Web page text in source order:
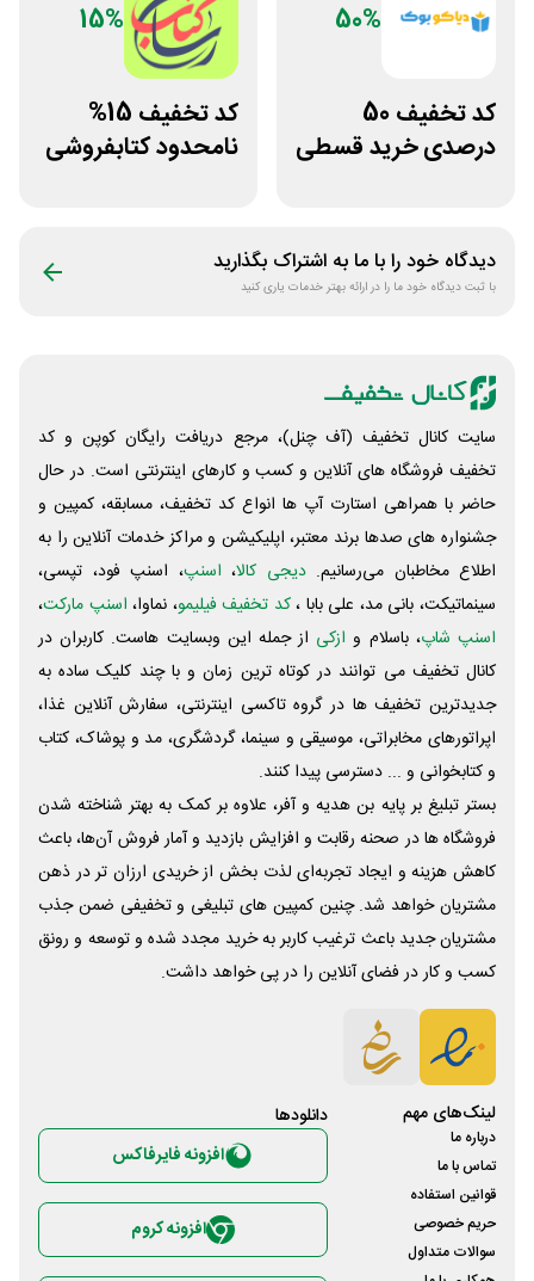
50%
کد تخفیف 50
درصدی خرید قسطی
15%
کد تخفیف 15%
نامحدود کتابفروشی
دیدگاه خود را با ما به اشتراک بگذارید
با ثبت دیدگاه خود ما را در ارائه بهتر خدمات یاری کنید
سایت کانال تخفیف (آف چنل)، مرجع دریافت رایگان کوپن و کد
تخفیف فروشگاه های آنلاین و کسب و‌ کارهای اینترنتی است. در حال
حاضر با همراهی استارت آپ ها انواع کد تخفیف، مسابقه، کمپین و
جشنواره های صدها برند معتبر، اپلیکیشن و مراکز خدمات آنلاین را به
اطلاع مخاطبان می‌رسانیم. دیجی کالا، اسنپ، اسنپ فود، تپسی،
سینماتیکت، بانی مد، علی‌ بابا ،کد تخفیف فیلیمو، نماوا، اسنپ مارکت،
اسنپ شاپ، باسلام و ازکی از جمله این وبسایت ‌هاست. کاربران در
کانال تخفیف می توانند در کوتاه ترین زمان و با چند کلیک ساده به
جدیدترین تخفیف ها در گروه تاکسی اینترنتی، سفارش آنلاین غذا،
اپراتورهای مخابراتی، موسیقی و سینما، گردشگری، مد و پوشاک، کتاب
و کتابخوانی و ... دسترسی پیدا کنند.
بستر تبلیغ بر پایه بن هدیه و آفر، علاوه بر کمک به بهتر شناخته شدن
فروشگاه ها در صحنه رقابت و افزایش بازدید و آمار فروش آن‌ها، باعث
کاهش هزینه و ایجاد تجربه‌ای لذت بخش از خریدی ارزان تر در ذهن
مشتریان خواهد شد. چنین کمپین های تبلیغی و تخفیفی ضمن جذب
مشتریان جدید باعث ترغیب کاربر به خرید مجدد شده و توسعه و رونق
کسب و کار در فضای آنلاین را در پی خواهد داشت.
لینک‌های مهم
درباره ما
تماس با ما
قوانین استفاده
حریم خصوصی
سوالات متداول
دانلود‌ها
افزونه فایرفاکس
افزونه کروم